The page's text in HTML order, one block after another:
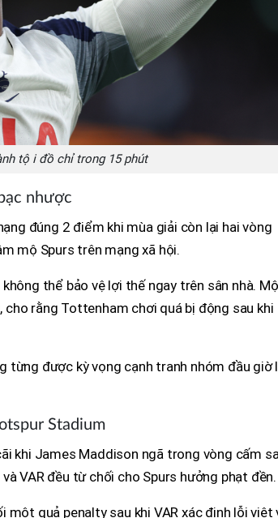
tội đồ chỉ trong 15 phút
nhược
đúng 2 điểm khi mùa giải còn lại hai vòng
mộ Spurs trên mạng xã hội.
thể bảo vệ lợi thế ngay trên sân nhà.
rằng Tottenham chơi quá bị động sau khi
từng được kỳ vọng cạnh tranh nhóm đầu giờ
Stadium
khi James Maddison ngã trong vòng cấm
VAR đều từ chối cho Spurs hưởng phạt đền.
quả penalty sau khi VAR xác định lỗi việt